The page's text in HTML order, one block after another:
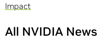
Impact
All NVIDIA News